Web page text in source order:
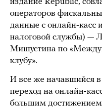
операторов
данные с онлайн-касс
налоговой службы) —
Мишустина по
клубу».
И все же начавшийся в
переход на онлайн-
большим достижением